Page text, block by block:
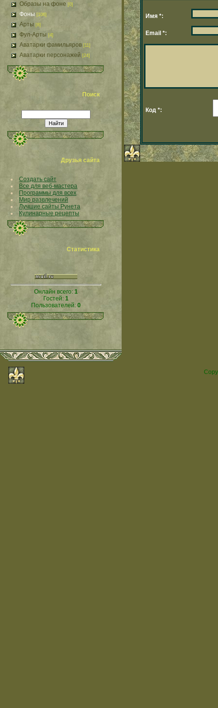
Образы на фоне [0]
Фоны [106]
Арты [8]
Фул-Арты [4]
Аватарки фамильяров [11]
Аватарки персонажей [24]
Поиск
Друзья сайта
Создать сайт
Все для веб-мастера
Программы для всех
Мир развлечений
Лучшие сайты Рунета
Кулинарные рецепты
Статистика
Онлайн всего: 1
Гостей: 1
Пользователей: 0
Имя *:
Email *:
Код *: